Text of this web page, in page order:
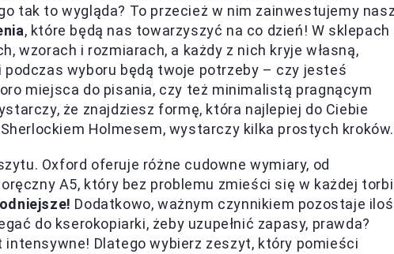
tak to wygląda? To przecież w nim zainwestujemy
, które będą nas towarzyszyć na co dzień! W sklepach
wzorach i rozmiarach, a każdy z nich kryje własną,
wyboru będą twoje potrzeby – czy jesteś
miejsca do pisania, czy też minimalistą pragnącym
że znajdziesz formę, która najlepiej do Ciebie
Holmesem, wystarczy kilka prostych kroków.
Oxford oferuje różne cudowne wymiary, od
A5, który bez problemu zmieści się w każdej
Dodatkowo, ważnym czynnikiem pozostaje
do kserokopiarki, żeby uzupełnić zapasy, prawda?
intensywne! Dlatego wybierz zeszyt, który pomieści